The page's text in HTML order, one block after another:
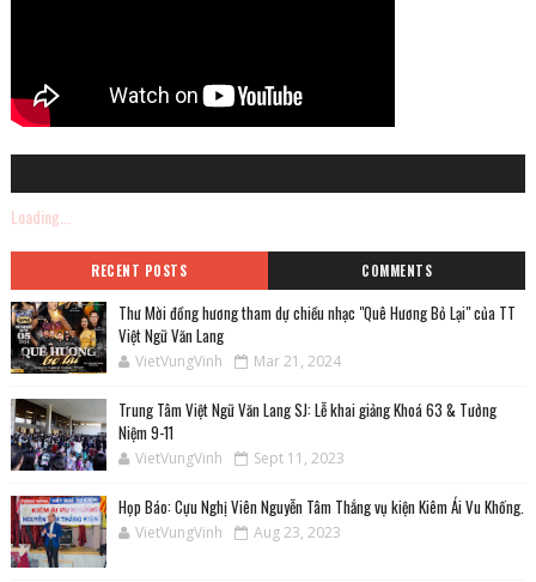
Loading...
RECENT POSTS COMMENTS
Thư Mời đồng hương tham dự chiều nhạc "Quê Hương Bỏ Lại" của TT
Việt Ngữ Văn Lang
VietVungVinh Mar 21, 2024
Trung Tâm Việt Ngữ Văn Lang SJ: Lễ khai giảng Khoá 63 & Tưởng
Niệm 9-11
VietVungVinh Sept 11, 2023
Họp Báo: Cựu Nghị Viên Nguyễn Tâm Thắng vụ kiện Kiêm Ái Vu Khống.
VietVungVinh Aug 23, 2023